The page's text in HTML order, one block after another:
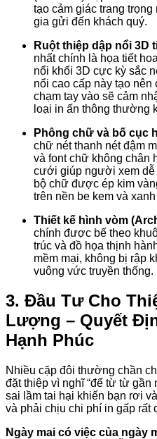
tạo cảm giác trang
gia gửi đến khách quý.
Ruột thiệp dập nổi 3D
nhất chính là họa tiết
nổi khối 3D cực kỳ sắc
nổi cao cấp này tạo
chạm tay vào sẽ cảm
loại in ấn thông thường
Phông chữ và bố cục
chữ nét thanh nét đậm
và font chữ không chân
cưới giúp người xem dễ
bộ chữ được ép kim
trên nền be kem và xanh
Thiết kế hình vòm
chính được bế theo
trúc và đồ họa thịnh
mềm mại, không bị rập
vuông vức truyền thống.
3. Đầu Tư Cho
Lượng – Quyết
Hạnh Phúc
Nhiều cặp đôi thường chần
đặt thiệp vì nghĩ “để từ từ
sai lầm tai hại khiến bạn rơi
và phải chịu chi phí in gấp rất
Ngày mai có việc của ngày